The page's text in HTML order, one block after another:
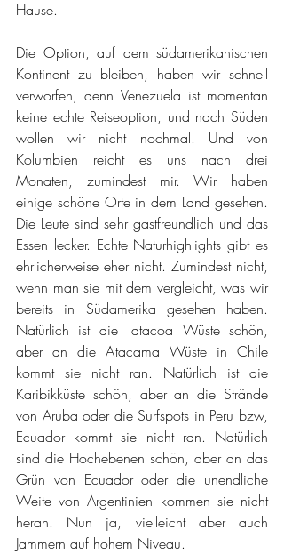
Hause.
Die Option, auf dem südamerikanischen
Kontinent zu bleiben, haben wir schnell
verworfen, denn Venezuela ist momentan
keine echte Reiseoption, und nach Süden
wollen wir nicht nochmal. Und von
Kolumbien reicht es uns nach drei
Monaten, zumindest mir. Wir haben
einige schöne Orte in dem Land gesehen.
Die Leute sind sehr gastfreundlich und das
Essen lecker. Echte Naturhighlights gibt es
ehrlicherweise eher nicht. Zumindest nicht,
wenn man sie mit dem vergleicht, was wir
bereits in Südamerika gesehen haben.
Natürlich ist die Tatacoa Wüste schön,
aber an die Atacama Wüste in Chile
kommt sie nicht ran. Natürlich ist die
Karibikküste schön, aber an die Strände
von Aruba oder die Surfspots in Peru bzw,
Ecuador kommt sie nicht ran. Natürlich
sind die Hochebenen schön, aber an das
Grün von Ecuador oder die unendliche
Weite von Argentinien kommen sie nicht
heran. Nun ja, vielleicht aber auch
Jammern auf hohem Niveau.